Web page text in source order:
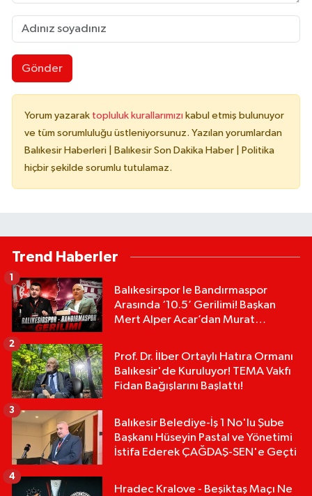
Gönder
Yorum yazarak topluluk kurallarımızı kabul etmiş bulunuyor
ve tüm sorumluluğu üstleniyorsunuz. Yazılan yorumlardan
Balıkesir Haberleri | Balıkesir Son Dakika Haber | Politika
hiçbir şekilde sorumlu tutulamaz.
Trend Haberler
Balıkesirspor le Bandırmaspor
Arasında ‘10.5’ Gerilimi! Başkan
Mert Alper Acar’dan Murat
1
Prof. Dr. İlber Ortaylı Hatıra Ormanı
Balıkesir'de Kuruluyor! TEMA Vakfı
Fidan Bağışlarını Başlattı!
2
Balıkesir Belediye-İş 1 No'lu Şube
Başkanı Hüseyin Pastal ve Yönetimi
İstifa Ederek ÇAĞDAŞ-SEN'e Geçti
3
Hradec Kralove - Beşiktaş Maçı Ne
4